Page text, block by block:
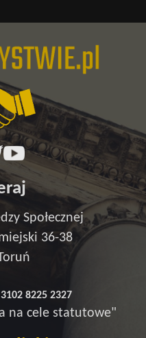
Społecznej
36-38
8225 2327
na cele statutowe"